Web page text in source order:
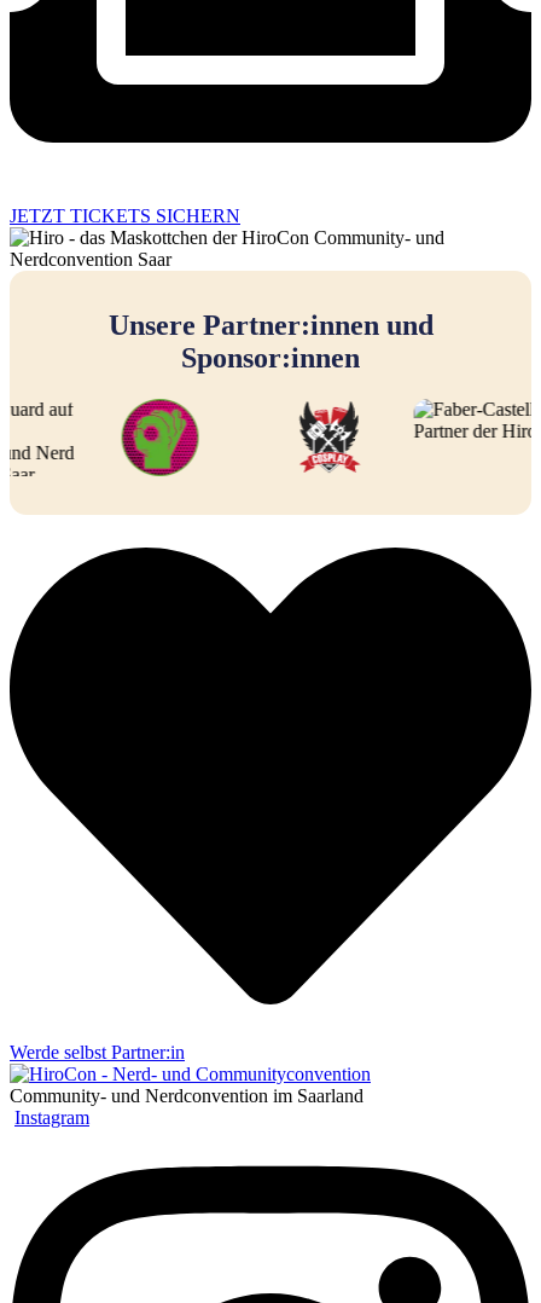
JETZT TICKETS SICHERN
Unsere Partner:innen und
Sponsor:innen
Werde selbst Partner:in
Community- und Nerdconvention im Saarland
Instagram